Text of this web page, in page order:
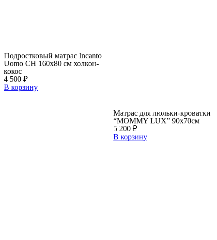
Подростковый матрас Incanto
Uomo CH 160х80 см холкон-
кокос
4 500 ₽
В корзину
Матрас для люльки-кроватки
“MOMMY LUX” 90х70см
5 200 ₽
В корзину